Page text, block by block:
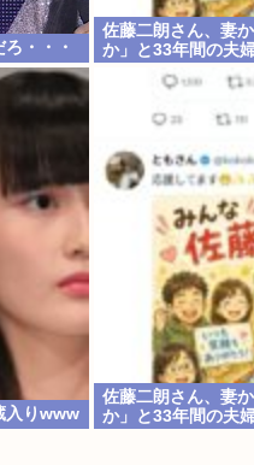
・・・
佐藤二朗さん、妻
か」と33年間の夫
入りwww
佐藤二朗さん、妻
か」と33年間の夫